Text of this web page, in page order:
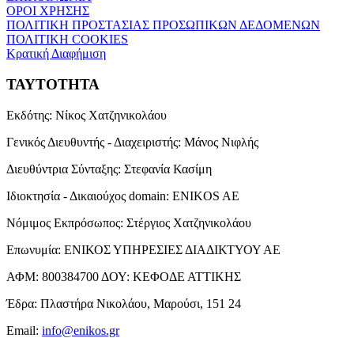
ΟΡΟΙ ΧΡΗΣΗΣ
ΠΟΛΙΤΙΚΗ ΠΡΟΣΤΑΣΙΑΣ ΠΡΟΣΩΠΙΚΩΝ ΔΕΔΟΜΕΝΩΝ
ΠΟΛΙΤΙΚΗ COOKIES
Κρατική Διαφήμιση
ΤΑΥΤΟΤΗΤΑ
Εκδότης: Νίκος Χατζηνικολάου
Γενικός Διευθυντής - Διαχειριστής: Μάνος Νιφλής
Διευθύντρια Σύνταξης: Στεφανία Κασίμη
Ιδιοκτησία - Δικαιούχος domain: ENIKOS AE
Νόμιμος Εκπρόσωπος: Στέργιος Χατζηνικολάου
Επωνυμία: ΕΝΙΚΟΣ ΥΠΗΡΕΣΙΕΣ ΔΙΑΔΙΚΤΥΟΥ ΑΕ
ΑΦΜ: 800384700 ΔΟΥ: ΚΕΦΟΔΕ ΑΤΤΙΚΗΣ
Έδρα: Πλαστήρα Νικολάου, Μαρούσι, 151 24
Email: info@enikos.gr